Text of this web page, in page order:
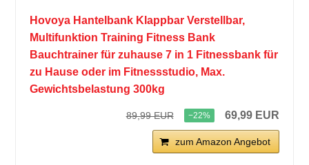
Hovoya Hantelbank Klappbar Verstellbar,
Multifunktion Training Fitness Bank
Bauchtrainer für zuhause 7 in 1 Fitnessbank für
zu Hause oder im Fitnessstudio, Max.
Gewichtsbelastung 300kg
89,99 EUR −22% 69,99 EUR
zum Amazon Angebot